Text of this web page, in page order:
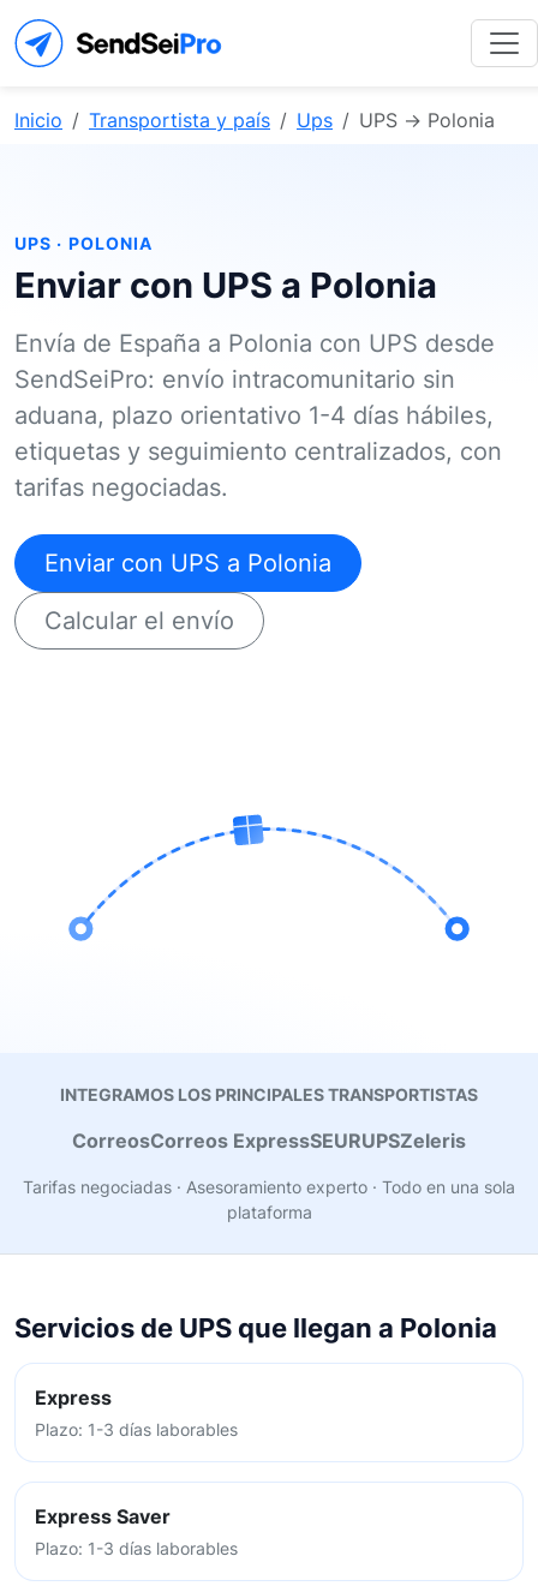
Inicio Transportista y país Ups UPS → Polonia
UPS · POLONIA
Enviar con UPS a Polonia
Envía de España a Polonia con UPS desde
SendSeiPro: envío intracomunitario sin
aduana, plazo orientativo 1-4 días hábiles,
etiquetas y seguimiento centralizados, con
tarifas negociadas.
Enviar con UPS a Polonia
Calcular el envío
INTEGRAMOS LOS PRINCIPALES TRANSPORTISTAS
CorreosCorreos ExpressSEURUPSZeleris
Tarifas negociadas · Asesoramiento experto · Todo en una sola
plataforma
Servicios de UPS que llegan a Polonia
Express
Plazo: 1-3 días laborables
Express Saver
Plazo: 1-3 días laborables